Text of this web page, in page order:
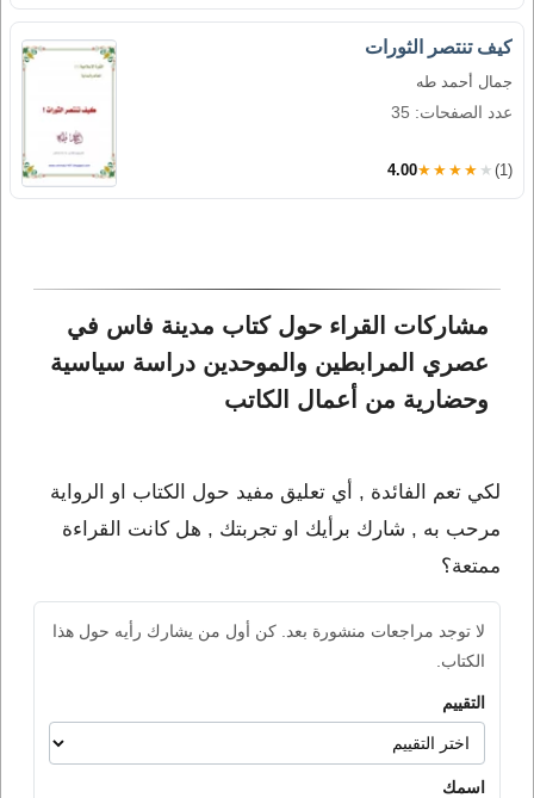
كيف تنتصر الثورات
جمال أحمد طه
عدد الصفحات: 35
4.00★★★★★ (1)
مشاركات القراء حول كتاب مدينة فاس في
عصري المرابطين والموحدين دراسة سياسية
وحضارية من أعمال الكاتب
لكي تعم الفائدة , أي تعليق مفيد حول الكتاب او الرواية
مرحب به , شارك برأيك او تجربتك , هل كانت القراءة
ممتعة؟
لا توجد مراجعات منشورة بعد. كن أول من يشارك رأيه حول هذا
الكتاب.
التقييم
اسمك